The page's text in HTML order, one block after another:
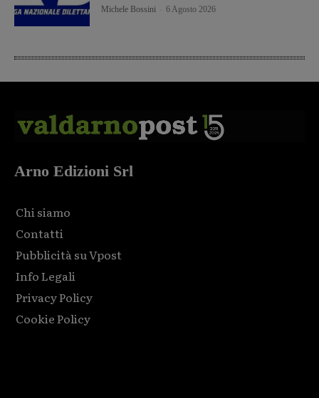
Michele Bossini 6 Agosto 2026
Arno Edizioni Srl
Chi siamo
Contatti
Pubblicità su Vpost
Info Legali
Privacy Policy
Cookie Policy